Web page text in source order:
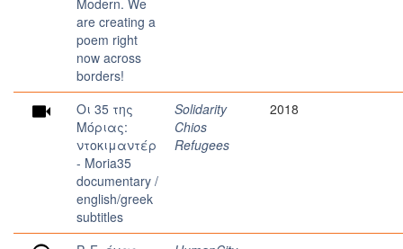
Modern. We
are creating a
poem right
now across
borders!
Oι 35 της
Μόριας:
ντοκιμαντέρ
- Μoria35
documentary /
english/greek
subtitles
Solidarity
Chios
Refugees
2018